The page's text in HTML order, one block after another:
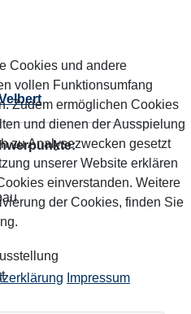
Cookies und andere
vollen Funktionsumfang
Zudem ermöglichen Cookies
und dienen der Ausspielung
zu Analysezwecken gesetzt
unserer Website erklären
einverstanden. Weitere
der Cookies, finden Sie
Impressum